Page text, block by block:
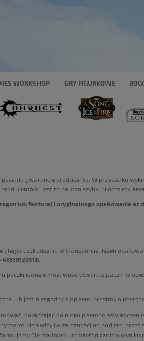
WORKSHOP GRY FIGURKOWE
gwarancję producenta. W przypadku
Jest to bardzo szybki proces
lub faktura) i oryginalnego opakowania
uległa uszkodzeniu w transporcie. Jeżeli
paczki istnieje możliwość otwarcia paczki w
lub jest niezgodny z opisem, prosimy o
dołączając do niego pisemne oświadczenie,
zwrot pieniędzy (w zależności od podjętej przez
Cię mailowo lub telefonicznie o wyniku